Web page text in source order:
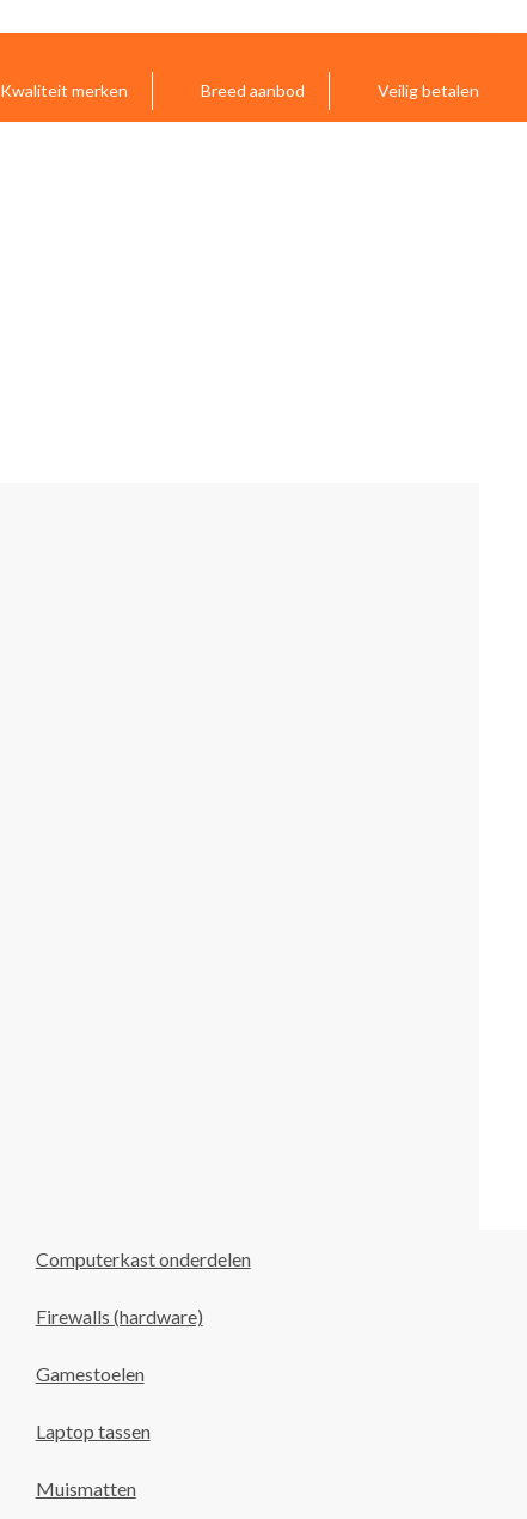
Kwaliteit merken Breed aanbod Veilig betalen
Computerkast onderdelen
Firewalls (hardware)
Gamestoelen
Laptop tassen
Muismatten